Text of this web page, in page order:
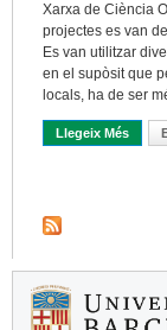
Xarxa de Ciència
projectes es van
Es van utilitzar
en el supòsit que
locals, ha de ser
Llegeix Més